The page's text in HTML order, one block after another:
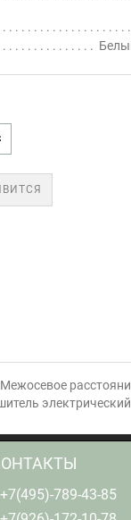
+7(495)-789-43-85